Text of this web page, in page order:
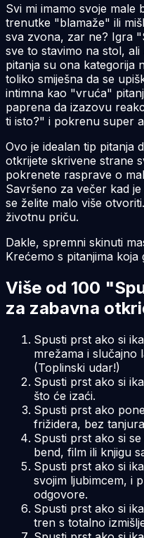
Svi mi imamo svoje male
trenutke "blamaže" ili
sva zvona, zar ne? Igra
sve to stavimo na stol,
pitanja su ona kategorija
toliko smiješna da se
intimna kao "vruća"
paprena da izazovu
ti isto?" i pokrenu super
Ovo je idealan tip pitanja
otkrijete skrivene strane
pokrenete rasprave o
Savršeno za večer kad
se želite malo više
životnu priču.
Dakle, spremni skinuti
Krećemo s pitanjima
Više od 100
za zabavna
Spusti prst ako si
mrežama i slučajno
(Toplinski udar!)
Spusti prst ako si
što će izaći.
Spusti prst ako
frižidera, bez
Spusti prst ako si
bend, film ili knjigu
Spusti prst ako si
svojim ljubimcem, i
odgovore.
Spusti prst ako si
tren s totalno